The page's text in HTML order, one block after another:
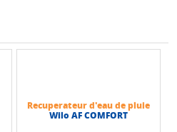
Recuperateur d'eau de pluie
Wilo AF COMFORT